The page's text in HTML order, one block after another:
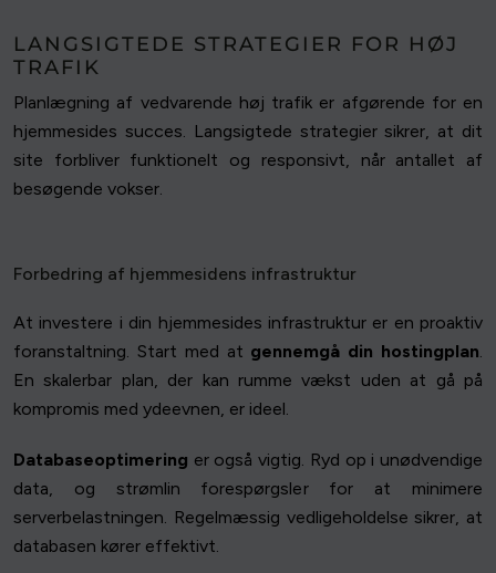
LANGSIGTEDE STRATEGIER FOR HØJ
TRAFIK
Planlægning af vedvarende høj trafik er afgørende for en
hjemmesides succes. Langsigtede strategier sikrer, at dit
site forbliver funktionelt og responsivt, når antallet af
besøgende vokser.
Forbedring af hjemmesidens infrastruktur
At investere i din hjemmesides infrastruktur er en proaktiv
foranstaltning. Start med at gennemgå din hostingplan.
En skalerbar plan, der kan rumme vækst uden at gå på
kompromis med ydeevnen, er ideel.
Databaseoptimering er også vigtig. Ryd op i unødvendige
data, og strømlin forespørgsler for at minimere
serverbelastningen. Regelmæssig vedligeholdelse sikrer, at
databasen kører effektivt.